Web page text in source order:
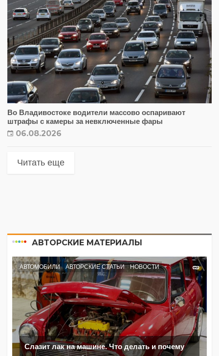
Во Владивостоке водители массово оспаривают
штрафы с камеры за невключенные фары
06.08.2026
Читать еще
АВТОРСКИЕ МАТЕРИАЛЫ
АВТОМОБИЛИ АВТОРСКИЕ СТАТЬИ НОВОСТИ
Слазит лак на машине. Что делать и почему